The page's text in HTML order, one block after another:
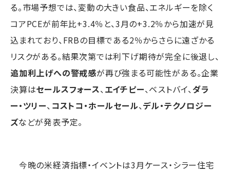
る。市場予想では、変動の大きい食品、エネルギーを除く
コアPCEが前年比+3.4％と、3月の+3.2％から加速が見
込まれており、FRBの目標である2％からさらに遠ざかる
リスクがある。結果次第では利下げ期待が完全に後退し、
追加利上げへの警戒感が再び強まる可能性がある。企業
決算はセールスフォース、 エイチピー、ベストバイ、ダラ
ー・ツリー、 コストコ・ホールセール、デル・テクノロジー
ズなどが発表予定。
今晩の米経済指標・イベントは3月ケース・シラー住宅